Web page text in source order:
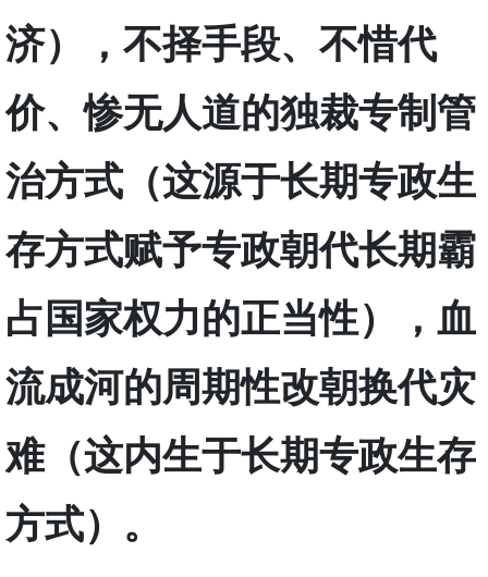
济），不择手段、不惜代
价、惨无人道的独裁专制管
治方式（这源于长期专政生
存方式赋予专政朝代长期霸
占国家权力的正当性），血
流成河的周期性改朝换代灾
难（这内生于长期专政生存
方式）。